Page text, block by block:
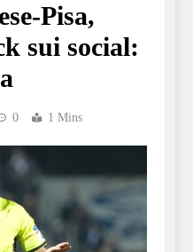
Pisa,
sui social:
0 1 Mins